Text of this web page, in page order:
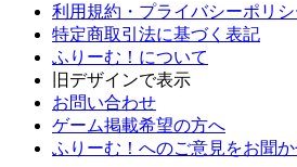
利用規約・プライバシーポリシ
特定商取引法に基づく表記
ふりーむ！について
旧デザインで表示
お問い合わせ
ゲーム掲載希望の方へ
ふりーむ！へのご意見をお聞